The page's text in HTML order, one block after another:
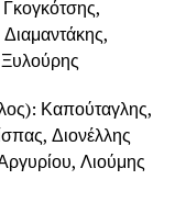
Καπούταγλης,
Διονέλλης
Λιούμης